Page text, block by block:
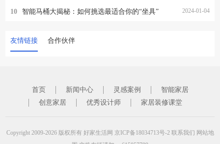
10 智能马桶大揭秘：如何挑选最适合你的“坐具” 2024-01-04
友情链接 合作伙伴
首页 新闻中心 灵感案例
智能家居
创意家居
优秀设计师 家居装修课堂
Copyright 2009-2026 版权所有 好家生活网 京ICP备18034713号-2 联系我们 网站地